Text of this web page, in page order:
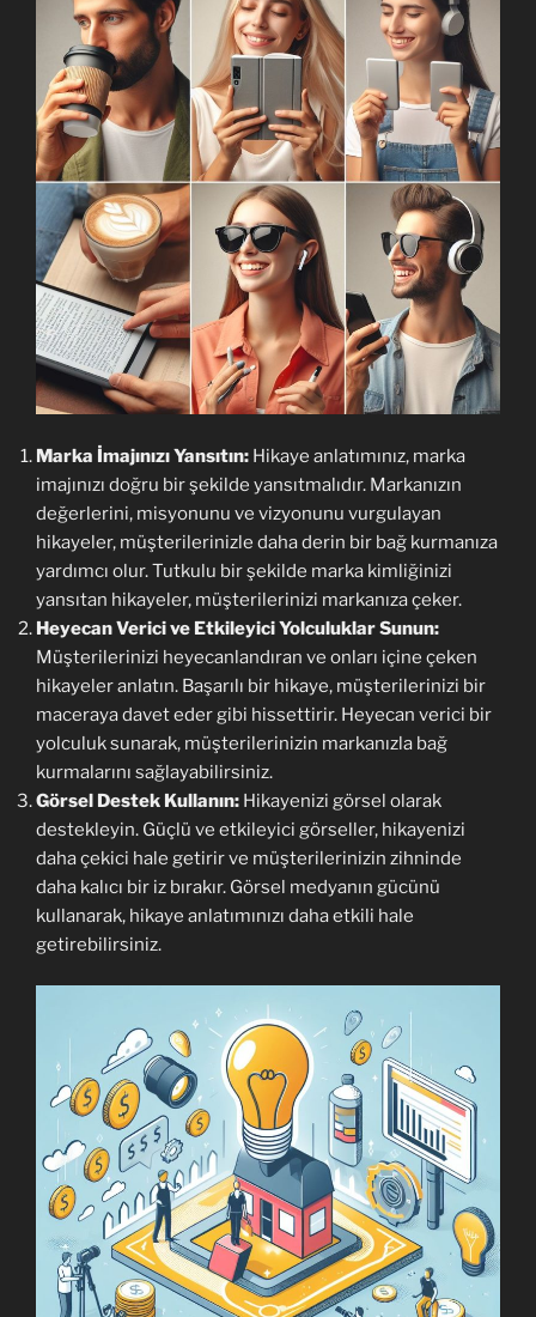
Marka İmajınızı Yansıtın: Hikaye anlatımınız, marka
imajınızı doğru bir şekilde yansıtmalıdır. Markanızın
değerlerini, misyonunu ve vizyonunu vurgulayan
hikayeler, müşterilerinizle daha derin bir bağ kurmanıza
yardımcı olur. Tutkulu bir şekilde marka kimliğinizi
yansıtan hikayeler, müşterilerinizi markanıza çeker.
Heyecan Verici ve Etkileyici Yolculuklar Sunun:
Müşterilerinizi heyecanlandıran ve onları içine çeken
hikayeler anlatın. Başarılı bir hikaye, müşterilerinizi bir
maceraya davet eder gibi hissettirir. Heyecan verici bir
yolculuk sunarak, müşterilerinizin markanızla bağ
kurmalarını sağlayabilirsiniz.
Görsel Destek Kullanın: Hikayenizi görsel olarak
destekleyin. Güçlü ve etkileyici görseller, hikayenizi
daha çekici hale getirir ve müşterilerinizin zihninde
daha kalıcı bir iz bırakır. Görsel medyanın gücünü
kullanarak, hikaye anlatımınızı daha etkili hale
getirebilirsiniz.